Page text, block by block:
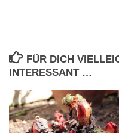
FÜR DICH
INTERESSANT …